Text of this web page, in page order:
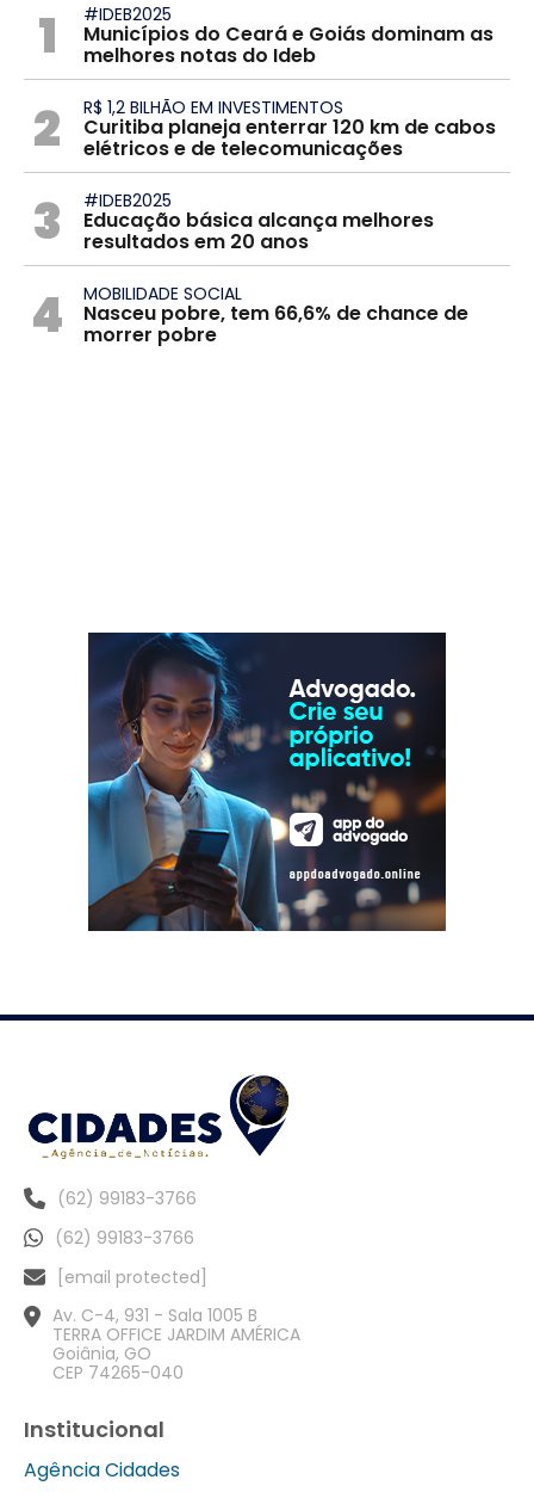
1 #IDEB2025
Municípios do Ceará e Goiás dominam as
melhores notas do Ideb
2 R$ 1,2 BILHÃO EM INVESTIMENTOS
Curitiba planeja enterrar 120 km de cabos
elétricos e de telecomunicações
3 #IDEB2025
Educação básica alcança melhores
resultados em 20 anos
4 MOBILIDADE SOCIAL
Nasceu pobre, tem 66,6% de chance de
morrer pobre
(62) 99183-3766
(62) 99183-3766
[email protected]
Av. C-4, 931 - Sala 1005 B
TERRA OFFICE JARDIM AMÉRICA
Goiânia, GO
CEP 74265-040
Institucional
Agência Cidades